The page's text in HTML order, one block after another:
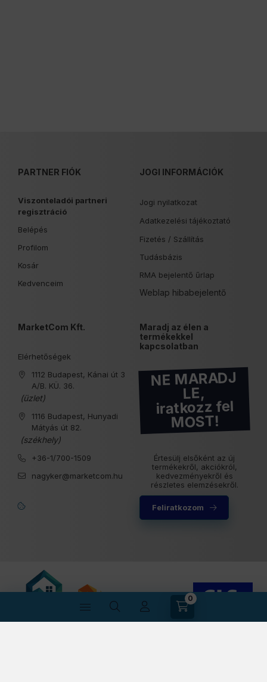
PARTNER FIÓK
Viszonteladói partneri
regisztráció
Belépés
Profilom
Kosár
Kedvenceim
JOGI INFORMÁCIÓK
Jogi nyilatkozat
Adatkezelési tájékoztató
Fizetés / Szállítás
Tudásbázis
RMA bejelentő űrlap
Weblap hibabejelentő
MarketCom Kft.
Elérhetőségek
1112 Budapest, Kánai út 3
A/B. KÜ. 36.
(üzlet)
1116 Budapest, Hunyadi
Mátyás út 82.
(székhely)
+36-1/700-1509
nagyker@marketcom.hu
Maradj az élen a
termékekkel
kapcsolatban
NE MARADJ
LE,
iratkozz fel
MOST!
Értesülj elsőként az új
termékekről, akciókról,
kedvezményekről és
részletes elemzésekről.
Feliratkozom
0